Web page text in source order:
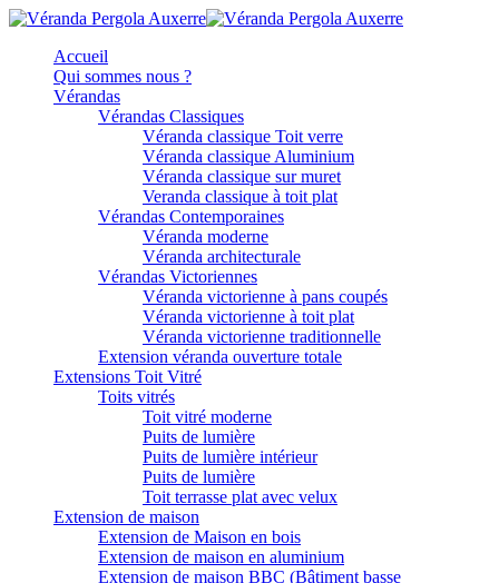
Accueil
Qui sommes nous ?
Vérandas
Vérandas Classiques
Véranda classique Toit verre
Véranda classique Aluminium
Véranda classique sur muret
Veranda classique à toit plat
Vérandas Contemporaines
Véranda moderne
Véranda architecturale
Vérandas Victoriennes
Véranda victorienne à pans coupés
Véranda victorienne à toit plat
Véranda victorienne traditionnelle
Extension véranda ouverture totale
Extensions Toit Vitré
Toits vitrés
Toit vitré moderne
Puits de lumière
Puits de lumière intérieur
Puits de lumière
Toit terrasse plat avec velux
Extension de maison
Extension de Maison en bois
Extension de maison en aluminium
Extension de maison BBC (Bâtiment basse